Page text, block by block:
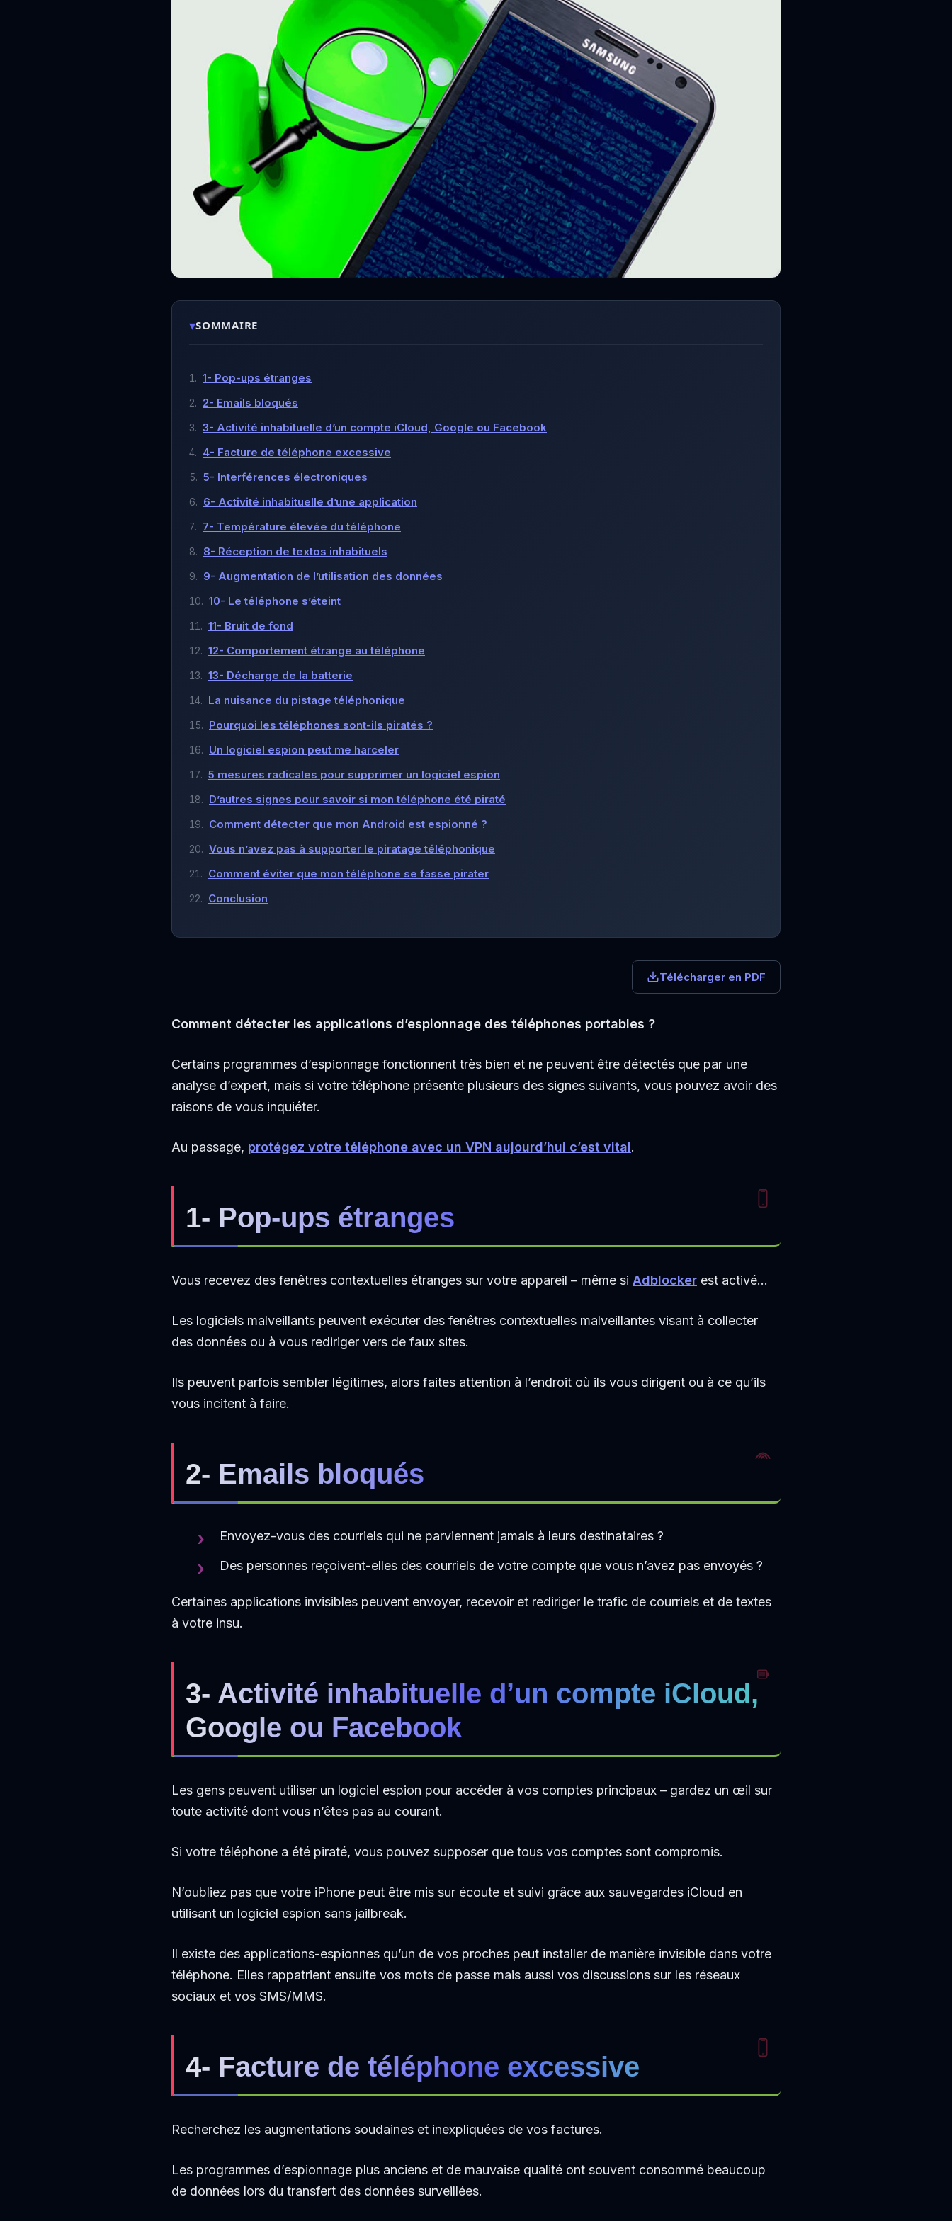
▾SOMMAIRE
1- Pop-ups étranges
2- Emails bloqués
3- Activité inhabituelle d’un compte iCloud, Google ou Facebook
4- Facture de téléphone excessive
5- Interférences électroniques
6- Activité inhabituelle d’une application
7- Température élevée du téléphone
8- Réception de textos inhabituels
9- Augmentation de l’utilisation des données
10- Le téléphone s’éteint
11- Bruit de fond
12- Comportement étrange au téléphone
13- Décharge de la batterie
La nuisance du pistage téléphonique
Pourquoi les téléphones sont-ils piratés ?
Un logiciel espion peut me harceler
5 mesures radicales pour supprimer un logiciel espion
D’autres signes pour savoir si mon téléphone été piraté
Comment détecter que mon Android est espionné ?
Vous n’avez pas à supporter le piratage téléphonique
Comment éviter que mon téléphone se fasse pirater
Conclusion
Télécharger en PDF
Comment détecter les applications d’espionnage des téléphones portables ?
Certains programmes d’espionnage fonctionnent très bien et ne peuvent être détectés que par une
analyse d’expert, mais si votre téléphone présente plusieurs des signes suivants, vous pouvez avoir des
raisons de vous inquiéter.
Au passage, protégez votre téléphone avec un VPN aujourd’hui c’est vital.
1- Pop-ups étranges
Vous recevez des fenêtres contextuelles étranges sur votre appareil – même si Adblocker est activé…
Les logiciels malveillants peuvent exécuter des fenêtres contextuelles malveillantes visant à collecter
des données ou à vous rediriger vers de faux sites.
Ils peuvent parfois sembler légitimes, alors faites attention à l’endroit où ils vous dirigent ou à ce qu’ils
vous incitent à faire.
2- Emails bloqués
Envoyez-vous des courriels qui ne parviennent jamais à leurs destinataires ?
Des personnes reçoivent-elles des courriels de votre compte que vous n’avez pas envoyés ?
Certaines applications invisibles peuvent envoyer, recevoir et rediriger le trafic de courriels et de textes
à votre insu.
3- Activité inhabituelle d’un compte iCloud,
Google ou Facebook
Les gens peuvent utiliser un logiciel espion pour accéder à vos comptes principaux – gardez un œil sur
toute activité dont vous n’êtes pas au courant.
Si votre téléphone a été piraté, vous pouvez supposer que tous vos comptes sont compromis.
N’oubliez pas que votre iPhone peut être mis sur écoute et suivi grâce aux sauvegardes iCloud en
utilisant un logiciel espion sans jailbreak.
Il existe des applications-espionnes qu’un de vos proches peut installer de manière invisible dans votre
téléphone. Elles rappatrient ensuite vos mots de passe mais aussi vos discussions sur les réseaux
sociaux et vos SMS/MMS.
4- Facture de téléphone excessive
Recherchez les augmentations soudaines et inexpliquées de vos factures.
Les programmes d’espionnage plus anciens et de mauvaise qualité ont souvent consommé beaucoup
de données lors du transfert des données surveillées.